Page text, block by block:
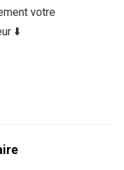
votre
⬇️